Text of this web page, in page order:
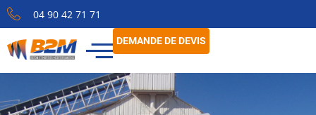
04 90 42 71 71
DEMANDE DE DEVIS